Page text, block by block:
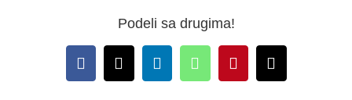
Podeli sa drugima!
Facebook
X LinkedInWhatsAppPinterestEmail